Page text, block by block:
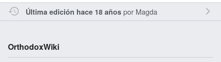
Última edición hace 18 añospor Magda
OrthodoxWiki